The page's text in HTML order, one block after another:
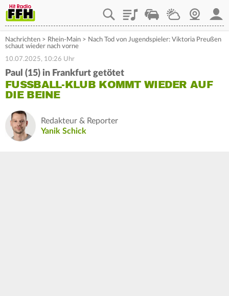
PlaylistStaupilotWetterWebcam
Nachrichten > Rhein-Main > Nach Tod von Jugendspieler: Viktoria Preußen
schaut wieder nach vorne
10.07.2025, 10:26 Uhr
Paul (15) in Frankfurt getötet
FUSSBALL-KLUB KOMMT WIEDER AUF D
IE BEINE
Redakteur & Reporter
Yanik Schick